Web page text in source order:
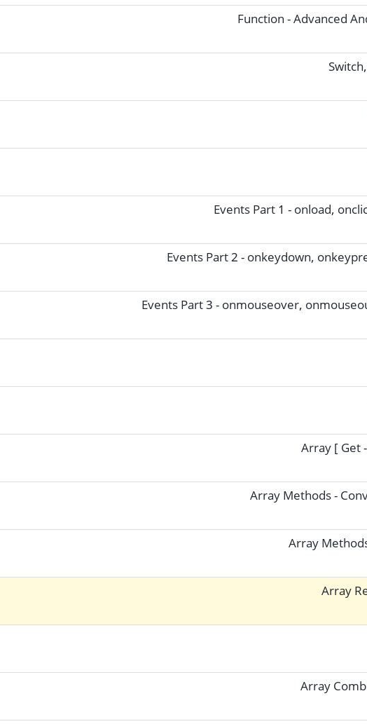
Function - Advanced
Events Part 1 - onload,
Events Part 2 - onkeydown,
Events Part 3 - onmouseover,
Array [ Get
Array Methods -
Array
Array
Array